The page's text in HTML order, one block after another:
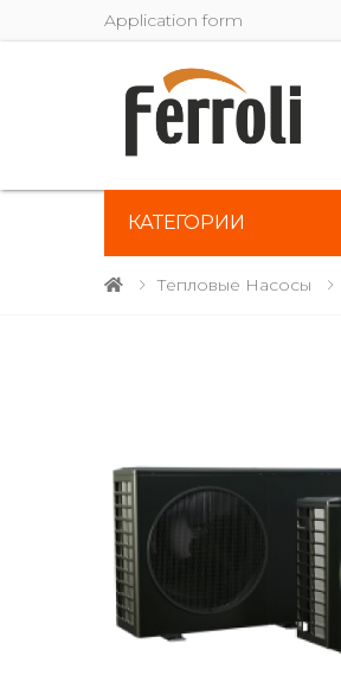
Application form
КАТЕГОРИИ
Тепловые Насосы